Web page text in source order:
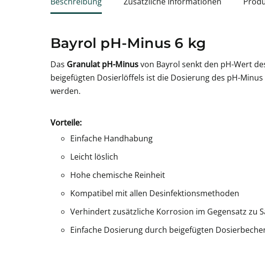
Bayrol pH-Minus 6 kg
Das Granulat pH-Minusvon Bayrol senkt den pH-Wert
beigefügten Dosierlöffels ist die Dosierung des pH-
werden.
Vorteile:
Einfache Handhabung
Leicht löslich
Hohe chemische Reinheit
Kompatibel mit allen Desinfektionsmethoden
Verhindert zusätzliche Korrosion im Gegensatz zu
Einfache Dosierung durch beigefügten